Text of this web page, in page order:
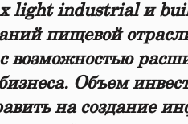
light industrial и
пищевой
возможностью
Объем
на создание